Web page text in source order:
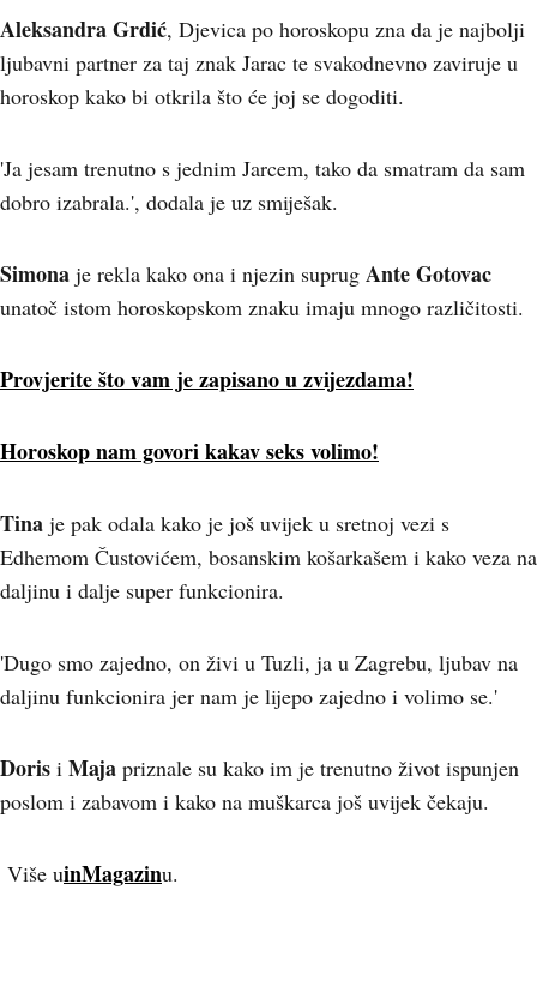
Aleksandra Grdić, Djevica po horoskopu zna da je najbolji
ljubavni partner za taj znak Jarac te svakodnevno zaviruje u
horoskop kako bi otkrila što će joj se dogoditi.
'Ja jesam trenutno s jednim Jarcem, tako da smatram da sam
dobro izabrala.', dodala je uz smiješak.
Simona je rekla kako ona i njezin suprug Ante Gotovac
unatoč istom horoskopskom znaku imaju mnogo različitosti.
Provjerite što vam je zapisano u zvijezdama!
Horoskop nam govori kakav seks volimo!
Tina je pak odala kako je još uvijek u sretnoj vezi s
Edhemom Čustovićem, bosanskim košarkašem i kako veza na
daljinu i dalje super funkcionira.
'Dugo smo zajedno, on živi u Tuzli, ja u Zagrebu, ljubav na
daljinu funkcionira jer nam je lijepo zajedno i volimo se.'
Doris i Maja priznale su kako im je trenutno život ispunjen
poslom i zabavom i kako na muškarca još uvijek čekaju.
Više uinMagazinu.